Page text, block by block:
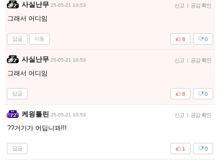
사실난무 25-05-21 10:53 신고 | 공감 확인
그래서 어디임
답글 이동 0
8
사실난무 25-05-21 10:53 신고 | 공감 확인
그래서 어디임
답글 0
8
케읭틀린 25-05-21 10:53 신고 | 공감 확인
??거기가 어딥니꽈!!!
답글 0
1